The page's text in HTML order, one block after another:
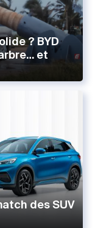
? BYD
et
des SUV